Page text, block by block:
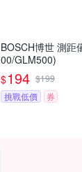
BOSCH博世 測距
00/GLM500)
$194 $199
挑戰低價
券